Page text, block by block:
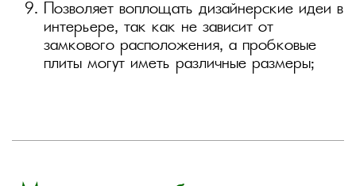
Позволяет воплощать дизайнерские идеи в
интерьере, так как не зависит от
замкового расположения, а пробковые
плиты могут иметь различные размеры;